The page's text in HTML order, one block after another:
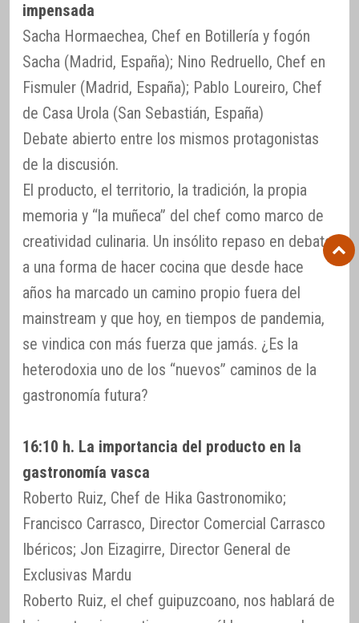
impensada
Sacha Hormaechea, Chef en Botillería y fogón
Sacha (Madrid, España); Nino Redruello, Chef en
Fismuler (Madrid, España); Pablo Loureiro, Chef
de Casa Urola (San Sebastián, España)
Debate abierto entre los mismos protagonistas
de la discusión.
El producto, el territorio, la tradición, la propia
memoria y “la muñeca” del chef como marco de
creatividad culinaria. Un insólito repaso en debate
a una forma de hacer cocina que desde hace
años ha marcado un camino propio fuera del
mainstream y que hoy, en tiempos de pandemia,
se vindica con más fuerza que jamás. ¿Es la
heterodoxia uno de los “nuevos” caminos de la
gastronomía futura?
16:10 h. La importancia del producto en la
gastronomía vasca
Roberto Ruiz, Chef de Hika Gastronomiko;
Francisco Carrasco, Director Comercial Carrasco
Ibéricos; Jon Eizagirre, Director General de
Exclusivas Mardu
Roberto Ruiz, el chef guipuzcoano, nos hablará de